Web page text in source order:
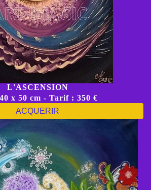
L'ASCENSION
x 50 cm - Tarif : 350 €
ACQUERIR